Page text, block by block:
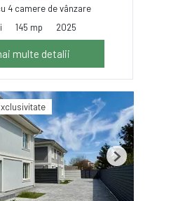
4 camere de vânzare
145 mp 2025
multe detalii
Next